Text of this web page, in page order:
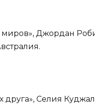
миров», Джордан
друга», Селия